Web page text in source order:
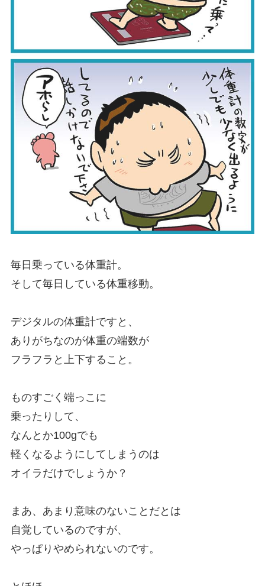
毎日乗っている体重計。
そして毎日している体重移動。
デジタルの体重計ですと、
ありがちなのが体重の端数が
フラフラと上下すること。
ものすごく端っこに
乗ったりして、
なんとか100gでも
軽くなるようにしてしまうのは
オイラだけでしょうか？
まあ、あまり意味のないことだとは
自覚しているのですが、
やっぱりやめられないのです。